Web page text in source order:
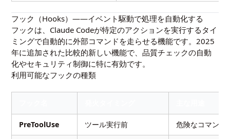
フック（Hooks）——イベント駆動で処理を自動化する
フックは、Claude Codeが特定のアクションを実行するタイ
ミングで自動的に外部コマンドを走らせる機能です。2025
年に追加された比較的新しい機能で、品質チェックの自動
化やセキュリティ制御に特に有効です。
利用可能なフックの種類
PreToolUse ツール実行前 危険なコマンド